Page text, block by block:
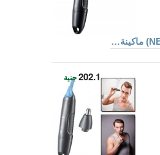
ريمنجتون (NE3450) ماكينة تهذيب لشعر الأنف والأذن
202.1جنية